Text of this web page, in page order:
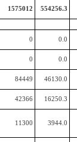
1575012 554256.3
0 0.0
0 0.0
84449 46130.0
42366 16250.3
11300 3944.0